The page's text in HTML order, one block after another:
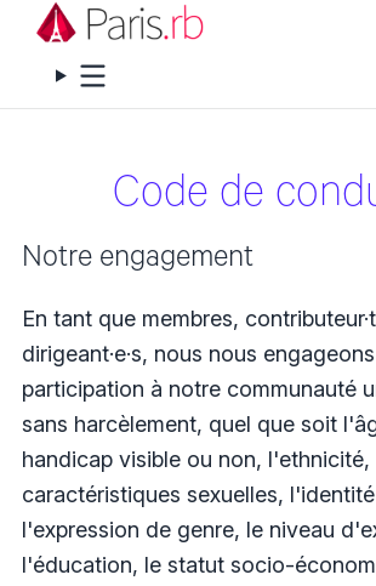
Menu
Code de
Notre engagement
En tant que membres,
dirigeant·e·s, nous nous
participation à notre communauté
sans harcèlement, quel que soit
handicap visible ou non, l'ethnicité,
caractéristiques sexuelles,
l'expression de genre, le niveau
l'éducation, le statut socio-